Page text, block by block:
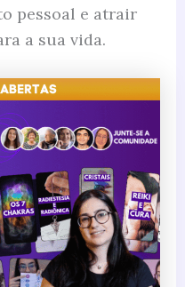
pessoal e atrair
a sua vida.